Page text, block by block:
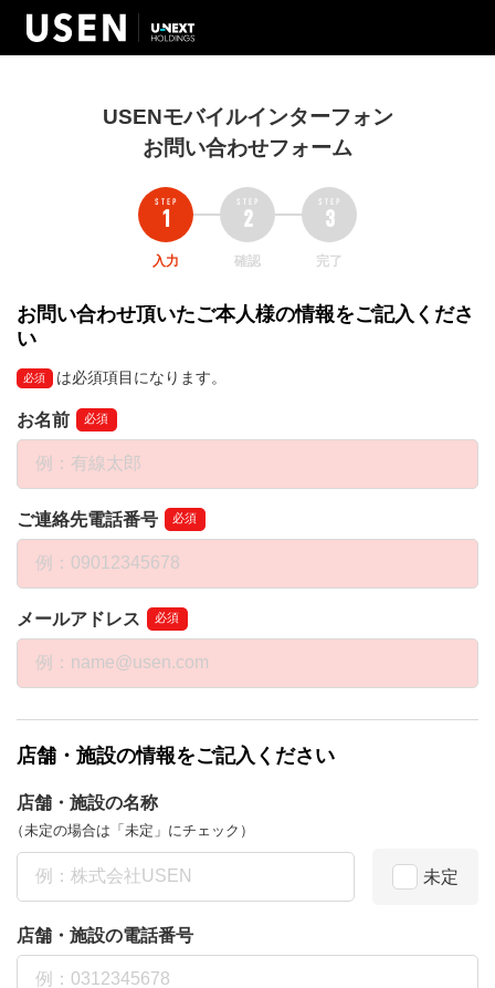
USENモバイルインターフォン
お問い合わせフォーム
入力 確認 完了
お問い合わせ頂いたご本人様の情報をご記入くださ
い
必須 は必須項目になります。
お名前 必須
ご連絡先電話番号 必須
メールアドレス 必須
店舗・施設の情報をご記入ください
店舗・施設の名称
（未定の場合は「未定」にチェック）
未定
店舗・施設の電話番号